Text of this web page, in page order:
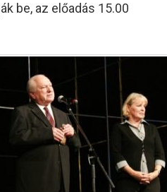
be, az előadás 15.00